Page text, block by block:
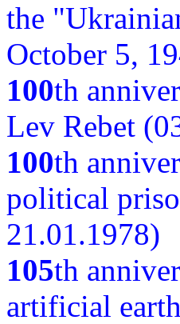
the
October 5,
100th
Lev Rebet
100th
political
21.01.1978)
105th
artificial